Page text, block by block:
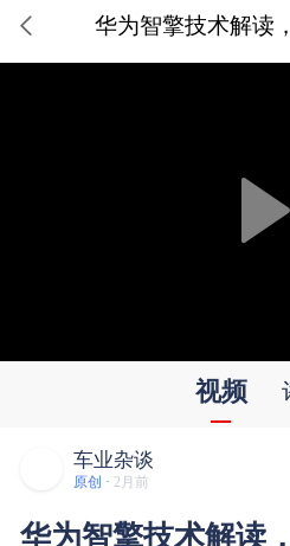
视频
车业杂谈
原创 · 2月前
华为智擎技术解读